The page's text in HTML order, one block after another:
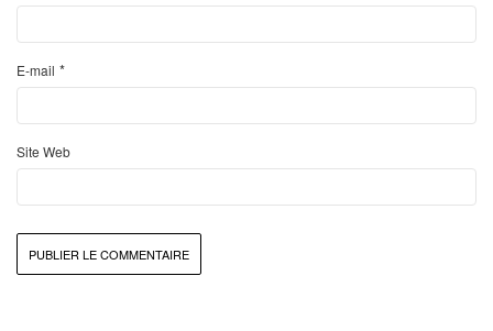
E-mail *
Site Web